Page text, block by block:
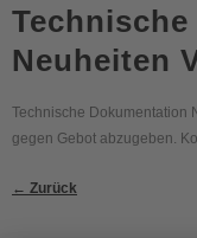
Neuheiten
Technische Dokumentation
gegen Gebot abzugeben.
← Zurück